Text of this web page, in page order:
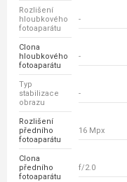
Rozlišení
hloubkového
fotoaparátu
-
Clona
hloubkového
fotoaparátu
-
Typ
stabilizace
obrazu
-
Rozlišení
předního
fotoaparátu
16 Mpx
Clona
předního
fotoaparátu
f/2.0